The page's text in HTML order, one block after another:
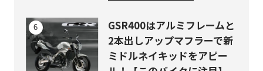
GSR400はアルミフレームと
2本出しアップマフラーで新
ミドルネイキッドをアピー